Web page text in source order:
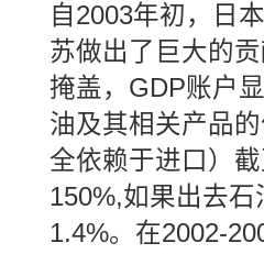
自2003年初，日
苏做出了巨大的
掩盖，GDP账户
油及其相关产品
全依赖于进口）
150%,如果出去
1.4%。在2002-